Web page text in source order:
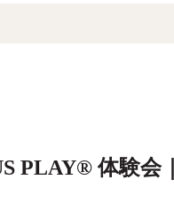
PLAY® 体験